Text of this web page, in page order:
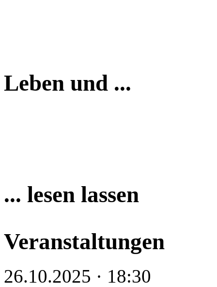
Leben und ...
... lesen lassen
Veranstaltungen
26.10.2025 · 18:30